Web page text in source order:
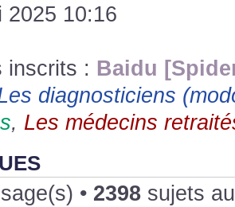
le monde !
spams supprimés. Depuis
diffusent House, HD1 et
mais je suis pas sur
que l'on m'aide à trouver un
2025 10:16
inscrits : Baidu
diagnosticiens
, Les médecins
• 2398 sujets